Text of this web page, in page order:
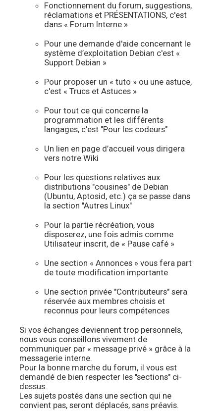
Fonctionnement du forum, suggestions,
réclamations et PRÉSENTATIONS, c'est
dans « Forum Interne »
Pour une demande d'aide concernant le
système d’exploitation Debian c'est «
Support Debian »
Pour proposer un « tuto » ou une astuce,
c'est « Trucs et Astuces »
Pour tout ce qui concerne la
programmation et les différents
langages, c'est "Pour les codeurs"
Un lien en page d’accueil vous dirigera
vers notre Wiki
Pour les questions relatives aux
distributions "cousines" de Debian
(Ubuntu, Aptosid, etc.) ça se passe dans
la section "Autres Linux"
Pour la partie récréation, vous
disposerez, une fois admis comme
Utilisateur inscrit, de « Pause café »
Une section « Annonces » vous fera part
de toute modification importante
Une section privée "Contributeurs" sera
réservée aux membres choisis et
reconnus pour leurs compétences
Si vos échanges deviennent trop personnels,
nous vous conseillons vivement de
communiquer par « message privé » grâce à la
messagerie interne.
Pour la bonne marche du forum, il vous est
demandé de bien respecter les "sections" ci-
dessus.
Les sujets postés dans une section qui ne
convient pas, seront déplacés, sans préavis.